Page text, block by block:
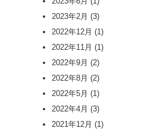
2023年2月 (3)
2022年12月 (1)
2022年11月 (1)
2022年9月 (2)
2022年8月 (2)
2022年5月 (1)
2022年4月 (3)
2021年12月 (1)